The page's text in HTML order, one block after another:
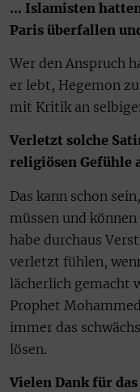
… Islamisten hatten
Paris überfallen
Wer den Anspruch
er lebt, Hegemon
mit Kritik an
Verletzt solche
religiösen Gefühle
Das kann schon
müssen und
habe durchaus
verletzt fühlen,
lächerlich gemacht
Prophet
immer das
lösen.
Vielen Dank für das